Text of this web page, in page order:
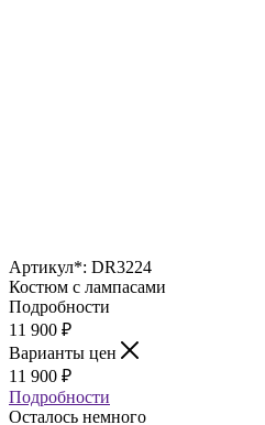
Артикул*: DR3224
Костюм с лампасами
Подробности
11 900 ₽
Варианты цен
11 900 ₽
Подробности
Осталось немного